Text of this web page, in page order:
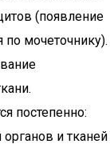
(появление
мочеточнику).
постепенно:
и тканей